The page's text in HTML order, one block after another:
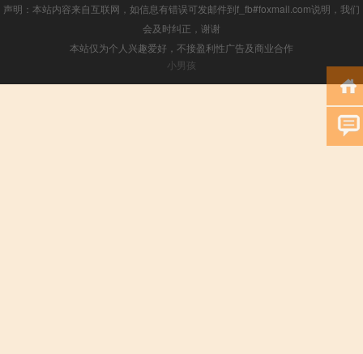
声明：本站内容来自互联网，如信息有错误可发邮件到f_fb#foxmail.com说明，我们
会及时纠正，谢谢
本站仅为个人兴趣爱好，不接盈利性广告及商业合作
小男孩